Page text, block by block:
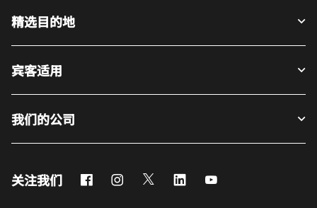
精选目的地
宾客适用
我们的公司
关注我们 FacebookInstagram
Twitter LinkedIn